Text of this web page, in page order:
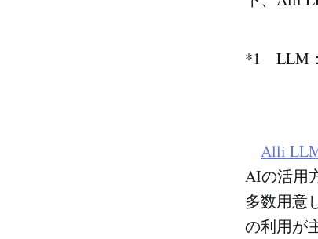
*1 LLM
Alli
AIの活用
多数用意
の利用が